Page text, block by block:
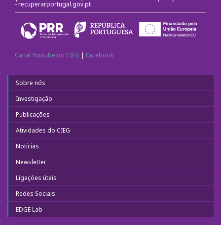
Fotografias e videos
Notícias
O CIEG nos media
Newsletter
Ligações úteis
-recuperarportugal.gov.pt
Canal Youtube do CIEG | Facebook
Sobre nós
Investigação
Publicações
Atividades do CIEG
Notícias
Newsletter
Ligações úteis
Redes Sociais
EDGE Lab